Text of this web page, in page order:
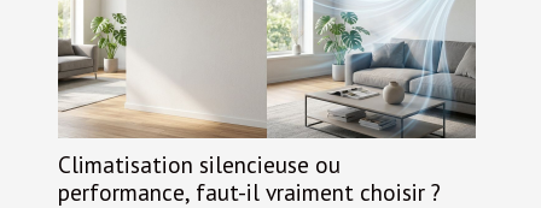
Climatisation silencieuse ou
performance, faut-il vraiment choisir ?